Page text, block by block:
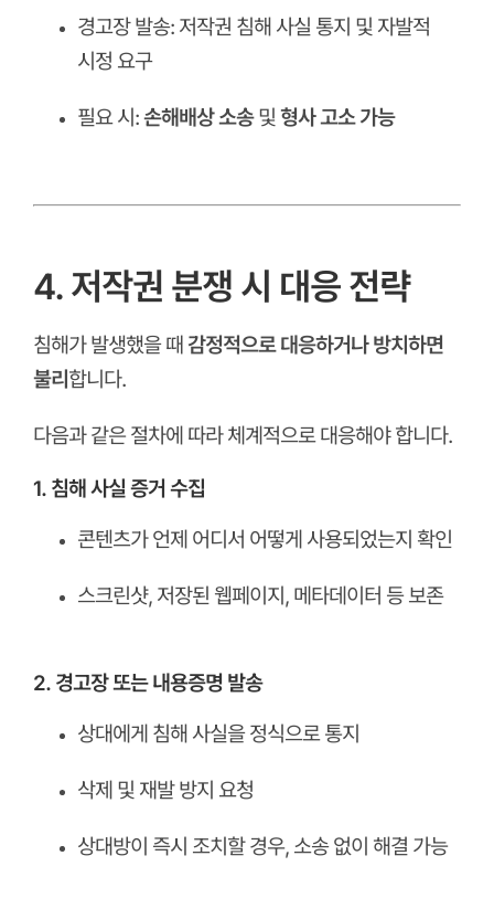
경고장 발송: 저작권 침해 사실 통지 및 자발적
시정 요구
필요 시:손해배상 소송및 형사 고소 가능
4. 저작권 분쟁 시 대응 전략
침해가 발생했을 때 감정적으로 대응하거나 방치하면
불리 합니다.
다음과 같은 절차에 따라 체계적으로 대응해야 합니다.
1. 침해 사실 증거 수집
콘텐츠가 언제 어디서 어떻게 사용되었는지 확인
스크린샷, 저장된 웹페이지, 메타데이터 등 보존
2. 경고장 또는 내용증명 발송
상대에게 침해 사실을 정식으로 통지
삭제 및 재발 방지 요청
상대방이 즉시 조치할 경우, 소송 없이 해결 가능